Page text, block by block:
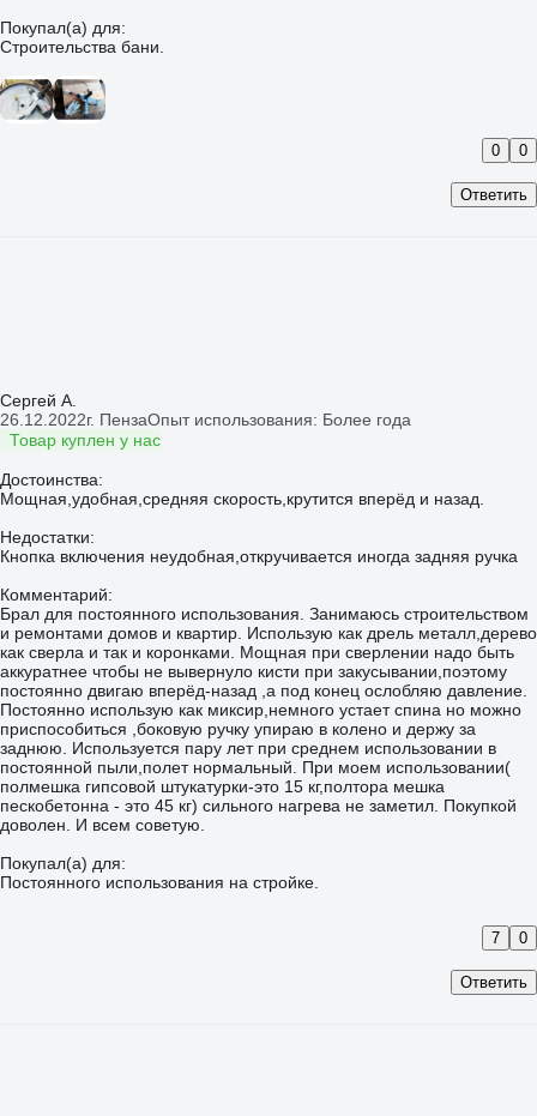
Покупал(а) для:
Строительства бани.
Ответить
0 0
Сергей А.
26.12.2022г. ПензаОпыт использования: Более года
Товар куплен у нас
Достоинства:
Мощная,удобная,средняя скорость,крутится вперёд и назад.
Недостатки:
Кнопка включения неудобная,откручивается иногда задняя ручка
Комментарий:
Брал для постоянного использования. Занимаюсь строительством
и ремонтами домов и квартир. Использую как дрель металл,дерево
как сверла и так и коронками. Мощная при сверлении надо быть
аккуратнее чтобы не вывернуло кисти при закусывании,поэтому
постоянно двигаю вперёд-назад ,а под конец ослобляю давление.
Постоянно использую как миксир,немного устает спина но можно
приспособиться ,боковую ручку упираю в колено и держу за
заднюю. Используется пару лет при среднем использовании в
постоянной пыли,полет нормальный. При моем использовании(
полмешка гипсовой штукатурки-это 15 кг,полтора мешка
пескобетонна - это 45 кг) сильного нагрева не заметил. Покупкой
доволен. И всем советую.
Покупал(а) для:
Постоянного использования на стройке.
Ответить
7 0